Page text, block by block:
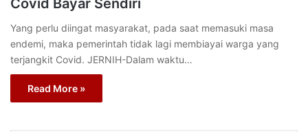
Yang perlu diingat masyarakat, pada saat memasuki masa
endemi, maka pemerintah tidak lagi membiayai warga yang
terjangkit Covid. JERNIH-Dalam waktu…
Read More »